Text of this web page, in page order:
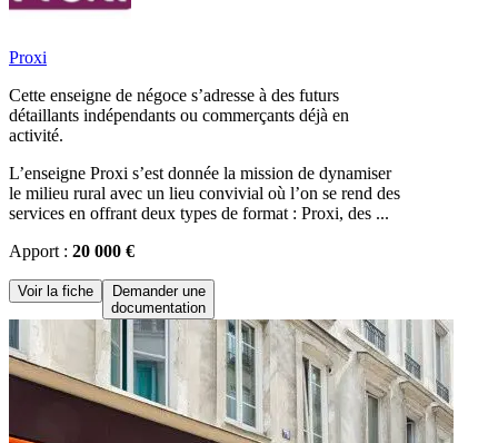
Proxi
Cette enseigne de négoce s’adresse à des futurs
détaillants indépendants ou commerçants déjà en
activité.
L’enseigne Proxi s’est donnée la mission de dynamiser
le milieu rural avec un lieu convivial où l’on se rend des
services en offrant deux types de format : Proxi, des ...
Apport : 20 000 €
Voir la fiche
Demander une
documentation